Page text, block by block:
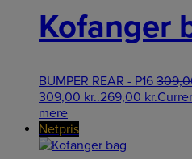
Kofanger
BUMPER REAR - P16
309,00 kr..269,00 kr.
mere
Netpris